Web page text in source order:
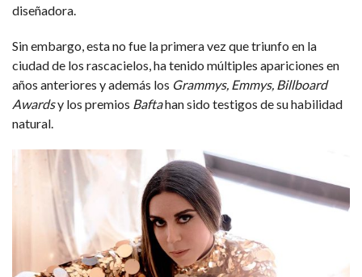
diseñadora.
Sin embargo, esta no fue la primera vez que triunfo en la
ciudad de los rascacielos, ha tenido múltiples apariciones en
años anteriores y además los Grammys, Emmys, Billboard
Awardsy los premios Baftahan sido testigos de su habilidad
natural.